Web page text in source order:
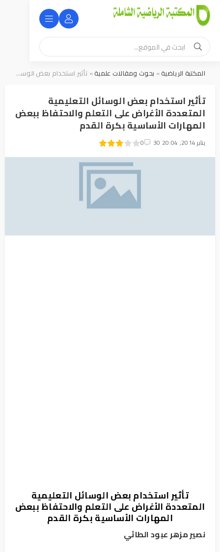
المكتبة الرياضية» بحوث ومقالات علمية» تأثير استخدام بعض الوسائل التعليمية المتعددة الأغراض على التعلم والاحتفاظ ببعض المهارات الأساسية بكرة القدم
تأثير استخدام بعض الوسائل التعليمية
المتعددة الأغراض على التعلم والاحتفاظ ببعض
المهارات الأساسية بكرة القدم
30 يناير 2014, 20:04 0 1
2
3
4
5
تأثير استخدام بعض الوسائل التعليمية
المتعددة الأغراض على التعلم والاحتفاظ ببعض
المهارات الأساسية بكرة القدم
نصير مزهر عبود الطائي